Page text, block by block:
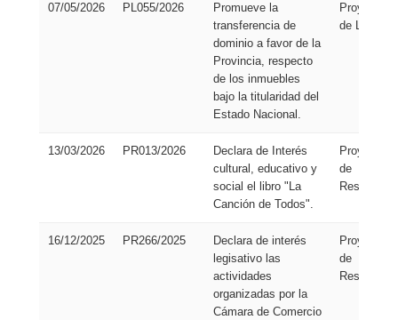
07/05/2026 PL055/2026
Promueve la
transferencia de
dominio a favor de la
Provincia, respecto
de los inmuebles
bajo la titularidad del
Estado Nacional.
Proyecto
de Ley
13/03/2026 PR013/2026
Declara de Interés
cultural, educativo y
social el libro "La
Canción de Todos".
Proyecto
de
Resolución
16/12/2025 PR266/2025
Declara de interés
legisativo las
actividades
organizadas por la
Cámara de Comercio
Proyecto
de
Resolución